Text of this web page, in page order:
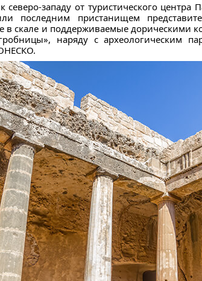
западу от туристического
последним пристанищем
в скале и поддерживаемые дорическими
наряду с археологическим